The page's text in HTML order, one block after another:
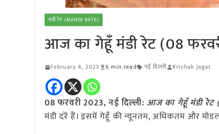
मंडी रेट (MANDI RATE)
आज का गेहूँ मंडी रेट (08
February 8, 2023 6 min read नई दिल्ली Krishak Jagat
08 फरवरी 2023, नई दिल्ली: आज का गेहूँ मंडी रेट
मंडी दरें हैं। इसमें गेहूँ की न्यूनतम, अधिकतम और